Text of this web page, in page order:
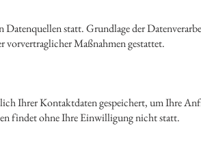
Datenquellen statt. Grundlage der
vorvertraglicher Maßnahmen gestattet.
Ihrer Kontaktdaten gespeichert, um Ihre
findet ohne Ihre Einwilligung nicht statt.